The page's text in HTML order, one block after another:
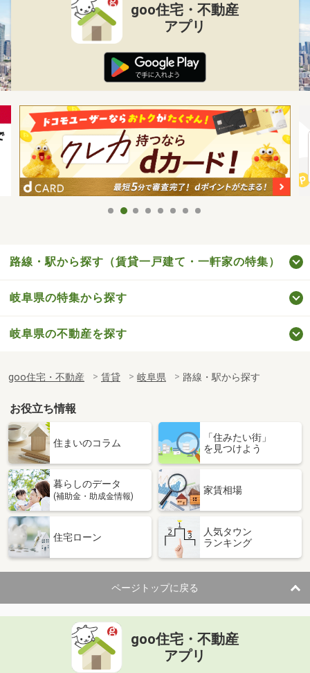
goo住宅・不動産
アプリ
路線・駅から探す（賃貸一戸建て・一軒家の特集）
岐阜県の特集から探す
岐阜県の不動産を探す
goo住宅・不動産 賃貸 岐阜県 路線・駅から探す
お役立ち情報
住まいのコラム
「住みたい街」
を見つけよう
暮らしのデータ
(補助金・助成金情報)
家賃相場
住宅ローン
人気タウン
ランキング
ページトップに戻る
goo住宅・不動産
アプリ